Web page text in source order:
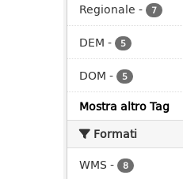
Regionale - 7
DEM - 5
DOM - 5
Mostra altro Tag
Formati
WMS - 8